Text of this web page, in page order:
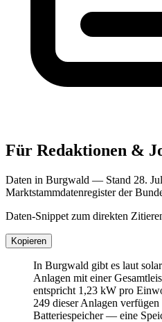
Für Redaktionen &
Daten in Burgwald — Stand 28.
Marktstammdatenregister der
Daten-Snippet zum direkten
Kopieren
In Burgwald gibt es laut
Anlagen mit einer
entspricht 1,23 kW pro
249 dieser Anlagen verfügen
Batteriespeicher — eine